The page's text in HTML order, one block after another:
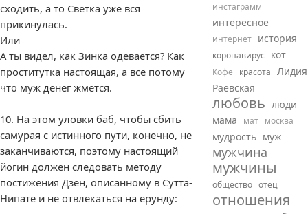
сходить, а то Светка уже вся
прикинулась.
Или
А ты видел, как Зинка одевается? Как
проститутка настоящая, а все потому
что муж денег жмется.
10. На этом уловки баб, чтобы сбить
самурая с истинного пути, конечно, не
заканчиваются, поэтому настоящий
йогин должен следовать методу
постижения Дзен, описанному в Сутта-
Нипате и не отвлекаться на ерунду:
инстаграмм
интересное
интернет история
коронавирус кот
Кофе красота Лидия
Раевская
любовь люди
мама
мат москва
мудрость муж
мужчина
мужчины
общество отец
отношения